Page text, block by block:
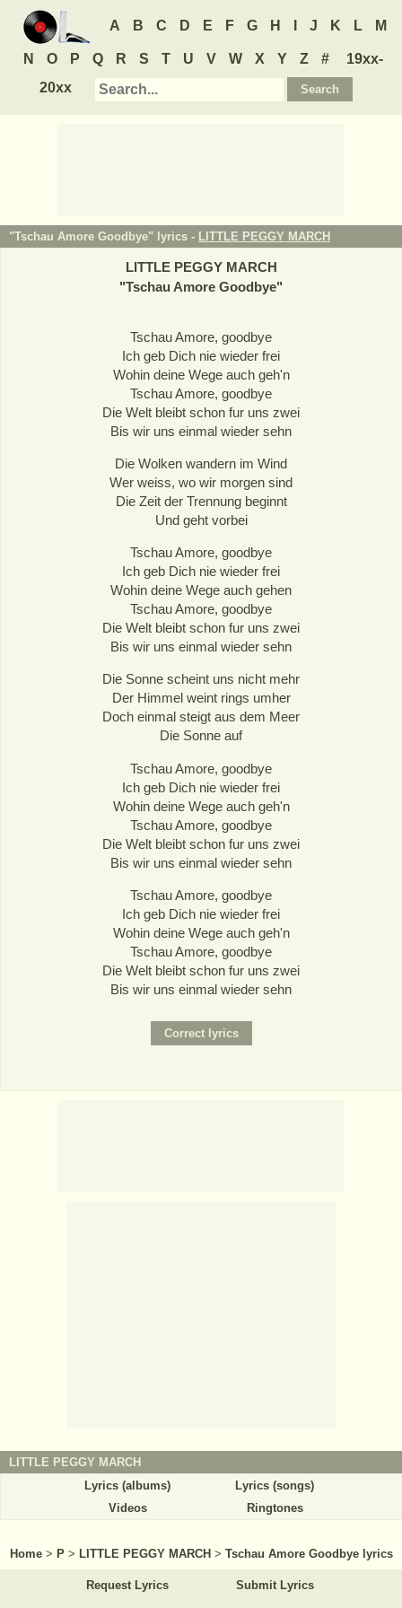
A B C D E F G H J K L M
N O P Q R S T U V W X Y Z #
19xx-
20xx
"Tschau Amore Goodbye" lyrics - LITTLE PEGGY MARCH
LITTLE PEGGY MARCH
"Tschau Amore Goodbye"
Tschau Amore, goodbye
Ich geb Dich nie wieder frei
Wohin deine Wege auch geh'n
Tschau Amore, goodbye
Die Welt bleibt schon fur uns zwei
Bis wir uns einmal wieder sehn
Die Wolken wandern im Wind
Wer weiss, wo wir morgen sind
Die Zeit der Trennung beginnt
Und geht vorbei
Tschau Amore, goodbye
Ich geb Dich nie wieder frei
Wohin deine Wege auch gehen
Tschau Amore, goodbye
Die Welt bleibt schon fur uns zwei
Bis wir uns einmal wieder sehn
Die Sonne scheint uns nicht mehr
Der Himmel weint rings umher
Doch einmal steigt aus dem Meer
Die Sonne auf
Tschau Amore, goodbye
Ich geb Dich nie wieder frei
Wohin deine Wege auch geh'n
Tschau Amore, goodbye
Die Welt bleibt schon fur uns zwei
Bis wir uns einmal wieder sehn
Tschau Amore, goodbye
Ich geb Dich nie wieder frei
Wohin deine Wege auch geh'n
Tschau Amore, goodbye
Die Welt bleibt schon fur uns zwei
Bis wir uns einmal wieder sehn
LITTLE PEGGY MARCH
Lyrics (albums)
Lyrics (songs)
Videos
Ringtones
Home > P > LITTLE PEGGY MARCH > Tschau Amore Goodbye lyrics
Request Lyrics Submit Lyrics